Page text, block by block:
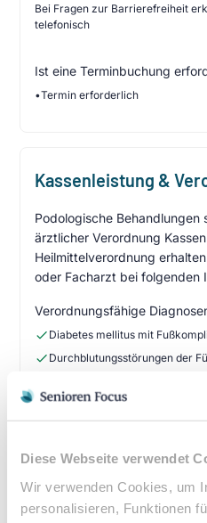
Diese Webseite verwendet
Wir verwenden Cookies, um
personalisieren, Funktionen
Bei Fragen zur Barrierefreiheit
telefonisch
Ist eine Terminbuchung
•Termin erforderlich
Kassenleistung &
Podologische
ärztlicher Verordnung
Heilmittelverordnung
oder Facharzt bei folgenden
Verordnungsfähige
Diabetes mellitus mit
Durchblutungsstörungen der
Querschnittslähmung
Zuzahlung & Kosten:
Befreiung bei chronischen